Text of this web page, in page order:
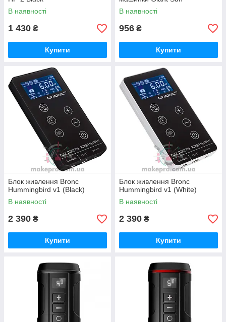
В наявності
1 430 ₴
Купити
В наявності
956 ₴
Купити
Блок живлення Bronc
Hummingbird v1 (Black)
В наявності
2 390 ₴
Купити
Блок живлення Bronc
Hummingbird v1 (White)
В наявності
2 390 ₴
Купити